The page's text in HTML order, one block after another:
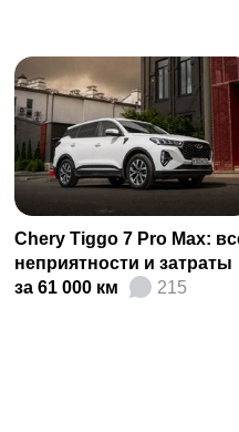
Chery Tiggo 7 Pro Max:
неприятности и затраты
за 61 000 км
215